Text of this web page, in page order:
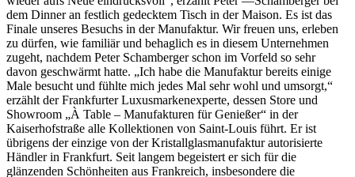
dem Dinner an festlich gedecktem Tisch in der Maison. Es ist das
Finale unseres Besuchs in der Manufaktur. Wir freuen uns, erleben
zu dürfen, wie familiär und behaglich es in diesem Unternehmen
zugeht, nachdem Peter Schamberger schon im Vorfeld so sehr
davon geschwärmt hatte. „Ich habe die Manufaktur bereits einige
Male besucht und fühlte mich jedes Mal sehr wohl und umsorgt,“
erzählt der Frankfurter Luxusmarkenexperte, dessen Store und
Showroom „À Table – Manufakturen für Genießer“ in der
Kaiserhofstraße alle Kollektionen von Saint-Louis führt. Er ist
übrigens der einzige von der Kristallglasmanufaktur autorisierte
Händler in Frankfurt. Seit langem begeistert er sich für die
glänzenden Schönheiten aus Frankreich, insbesondere die